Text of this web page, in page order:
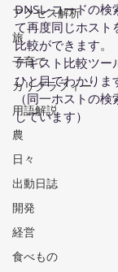
アクセス解析
旅
子育て
カリグラフィー
用語解説
農
日々
出動日誌
開発
経営
食べもの
DNSレコードの検
て再度同じホスト
比較ができます。
テキスト比較ツー
ひと目でわかりま
（同一ホストの
しています）